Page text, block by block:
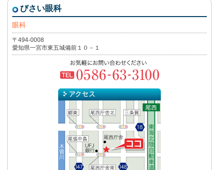
びさい眼科
眼科
〒494-0008
愛知県一宮市東五城備前１０－１